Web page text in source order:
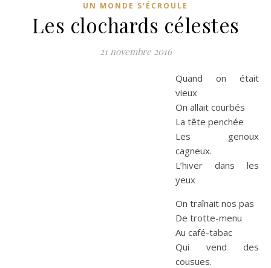
UN MONDE S'ÉCROULE
Les clochards célestes
21 novembre 2016
Quand on était
vieux
On allait courbés
La tête penchée
Les genoux
cagneux.
L’hiver dans les
yeux
On traînait nos pas
De trotte-menu
Au café-tabac
Qui vend des
cousues.